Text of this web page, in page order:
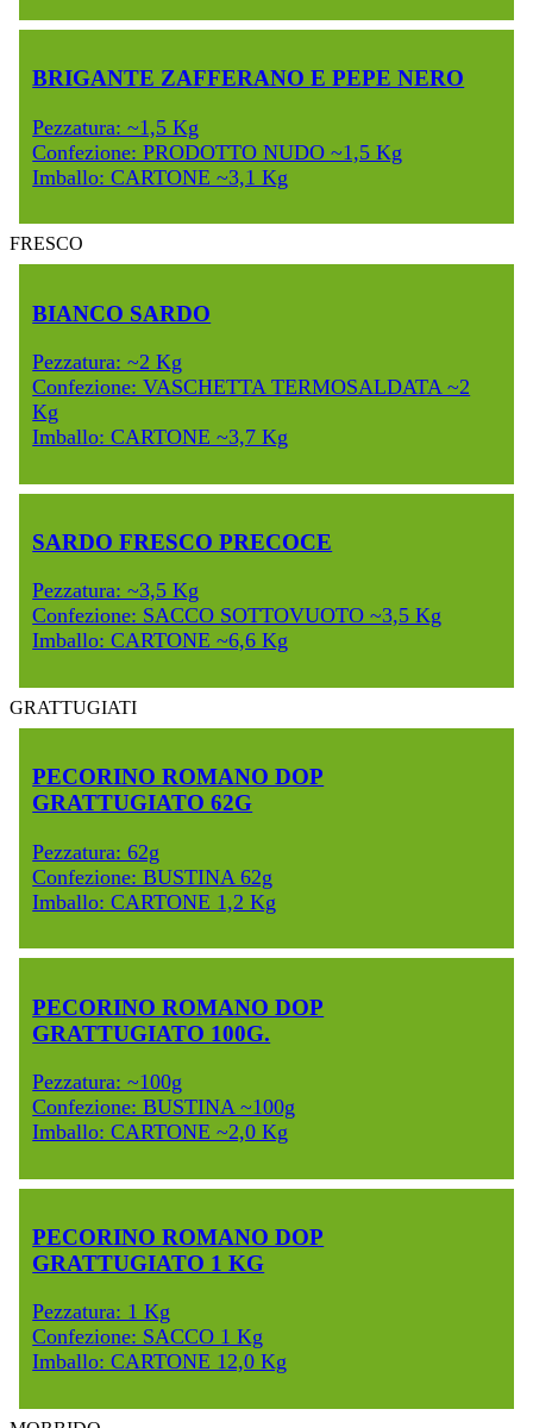
BRIGANTE ZAFFERANO E PEPE NERO
Pezzatura: ~1,5 Kg
Confezione: PRODOTTO NUDO ~1,5 Kg
Imballo: CARTONE ~3,1 Kg
FRESCO
BIANCO SARDO
Pezzatura: ~2 Kg
Confezione: VASCHETTA TERMOSALDATA ~2
Kg
Imballo: CARTONE ~3,7 Kg
SARDO FRESCO PRECOCE
Pezzatura: ~3,5 Kg
Confezione: SACCO SOTTOVUOTO ~3,5 Kg
Imballo: CARTONE ~6,6 Kg
GRATTUGIATI
PECORINO ROMANO DOP
GRATTUGIATO 62G
Pezzatura: 62g
Confezione: BUSTINA 62g
Imballo: CARTONE 1,2 Kg
PECORINO ROMANO DOP
GRATTUGIATO 100G.
Pezzatura: ~100g
Confezione: BUSTINA ~100g
Imballo: CARTONE ~2,0 Kg
PECORINO ROMANO DOP
GRATTUGIATO 1 KG
Pezzatura: 1 Kg
Confezione: SACCO 1 Kg
Imballo: CARTONE 12,0 Kg